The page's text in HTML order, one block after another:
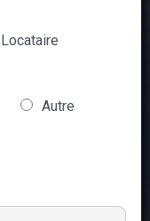
Locataire
Autre